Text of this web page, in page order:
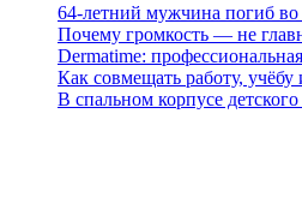
64-летний мужчина погиб
Почему громкость — не
Dermatime:
Как совмещать работу,
В спальном корпусе